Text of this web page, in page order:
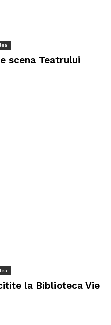
scena Teatrului
la Biblioteca Vie